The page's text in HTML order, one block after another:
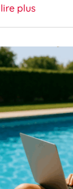
lire plus